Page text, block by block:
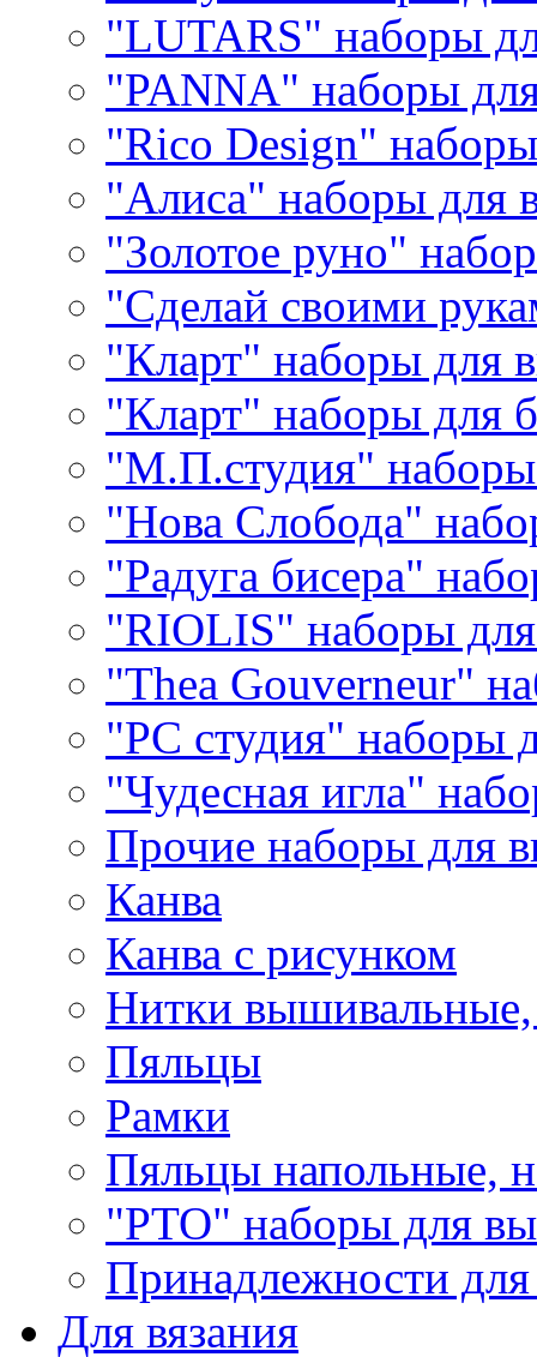
"LUTARS" наборы
"PANNA" наборы
"Rico Design"
"Алиса" наборы для
"Золотое руно"
"Сделай своими
"Кларт" наборы для
"Кларт" наборы для
"М.П.студия"
"Нова Слобода"
"Радуга бисера"
"RIOLIS" наборы
"Thea Gouverneur"
"РС студия" наборы
"Чудесная игла"
Прочие наборы для
Канва
Канва с рисунком
Нитки
Пяльцы
Рамки
Пяльцы напольные,
"РТО" наборы для
Принадлежности
Для вязания